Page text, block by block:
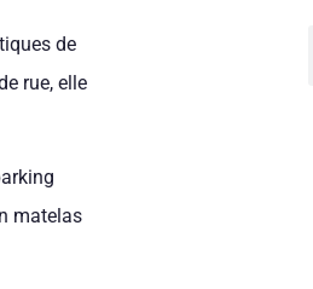
de
rue, elle
matelas